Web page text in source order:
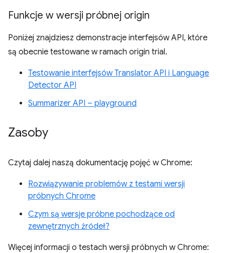
Funkcje w wersji próbnej origin
Poniżej znajdziesz demonstracje interfejsów API, które
są obecnie testowane w ramach origin trial.
Testowanie interfejsów Translator API i Language
Detector API
Summarizer API – playground
Zasoby
Czytaj dalej naszą dokumentację pojęć w Chrome:
Rozwiązywanie problemów z testami wersji
próbnych Chrome
Czym są wersje próbne pochodzące od
zewnętrznych źródeł?
Więcej informacji o testach wersji próbnych w Chrome: